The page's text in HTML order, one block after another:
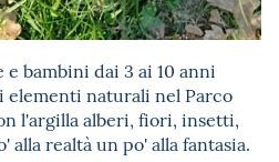
bambini dai 3 ai 10 anni
elementi naturali nel Parco
l'argilla alberi, fiori, insetti,
realtà un po' alla fantasia.